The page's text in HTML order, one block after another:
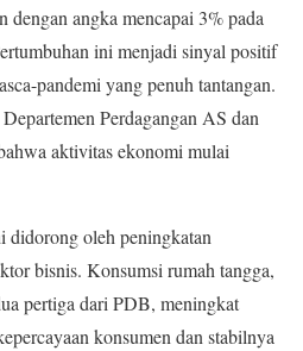
angka mencapai 3% pada
ini menjadi sinyal positif
pandemi yang penuh tantangan.
Perdagangan AS dan
aktivitas ekonomi mulai
didorong oleh peningkatan
bisnis. Konsumsi rumah tangga,
pertiga dari PDB, meningkat
konsumen dan stabilnya